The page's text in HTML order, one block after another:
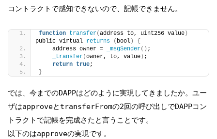
コントラクトで感知できないので、記帳できません。
function transfer(address to, uint256 value )
public virtual returns ( bool )
{
    address owner =
_msgSender() ;
_transfer(owner, to, value ) ;
return true;
}
では、今までのDAPPはどのように実現してきましたか。ユー
ザはapproveとtransferFromの2回の呼び出しでDAPPコン
トラクトで記帳を完成さたと言うことです。
以下のはapproveの実現です。